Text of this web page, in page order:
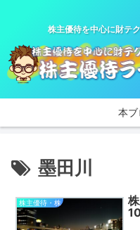
株主優待を中心に財テ
本ブ
墨田川
株主優待・株